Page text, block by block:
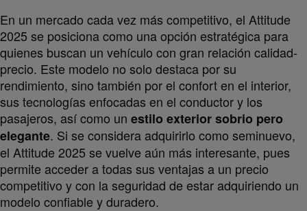
En un mercado cada vez más competitivo, el Attitude
2025 se posiciona como una opción estratégica para
quienes buscan un vehículo con gran relación calidad-
precio. Este modelo no solo destaca por su
rendimiento, sino también por el confort en el interior,
sus tecnologías enfocadas en el conductor y los
pasajeros, así como un estilo exterior sobrio pero
elegante. Si se considera adquirirlo como seminuevo,
el Attitude 2025 se vuelve aún más interesante, pues
permite acceder a todas sus ventajas a un precio
competitivo y con la seguridad de estar adquiriendo un
modelo confiable y duradero.